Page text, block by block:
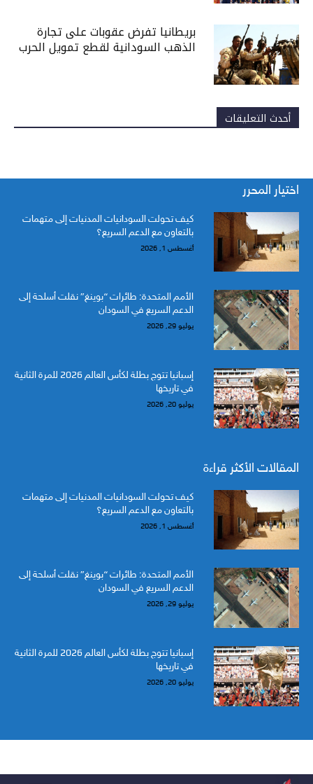
بريطانيا تفرض عقوبات على تجارة
الذهب السودانية لقطع تمويل الحرب
أحدث التعليقات
اختيار المحرر
كيف تحولت السودانيات المدنيات إلى متهمات
بالتعاون مع الدعم السريع؟
أغسطس 1, 2026
الأمم المتحدة: طائرات “بوينغ” نقلت أسلحة إلى
الدعم السريع في السودان
يوليو 29, 2026
إسبانيا تتوج بطلة لكأس العالم 2026 للمرة الثانية
في تاريخها
يوليو 20, 2026
المقالات الأكثر قراءة
كيف تحولت السودانيات المدنيات إلى متهمات
بالتعاون مع الدعم السريع؟
أغسطس 1, 2026
الأمم المتحدة: طائرات “بوينغ” نقلت أسلحة إلى
الدعم السريع في السودان
يوليو 29, 2026
إسبانيا تتوج بطلة لكأس العالم 2026 للمرة الثانية
في تاريخها
يوليو 20, 2026